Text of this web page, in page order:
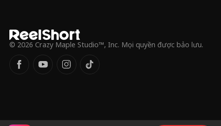
© 2026 Crazy Maple Studio™, Inc. Mọi quyền được bảo lưu.